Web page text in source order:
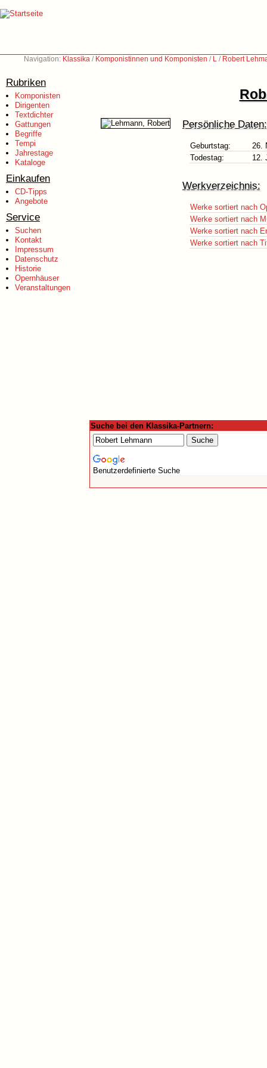
Navigation: Klassika / Komponistinnen und Komponisten / L / Robert
Rubriken
Komponisten
Dirigenten
Textdichter
Gattungen
Begriffe
Tempi
Jahrestage
Kataloge
Einkaufen
CD-Tipps
Angebote
Service
Suchen
Kontakt
Impressum
Datenschutz
Historie
Opernhäuser
Veranstaltungen
Persönliche Daten:
Geburtstag:
26.
Todestag:
12.
Werkverzeichnis:
Werke sortiert nach
Werke sortiert nach
Werke sortiert nach
Werke sortiert nach
Suche bei den Klassika-Partnern:
Benutzerdefinierte Suche